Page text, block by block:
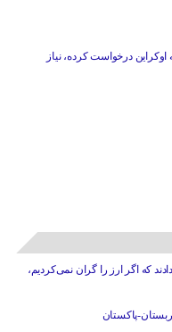
درخواست کرده، نیاز
که اگر ارز را گران نمی‌کردیم،
پاکستان